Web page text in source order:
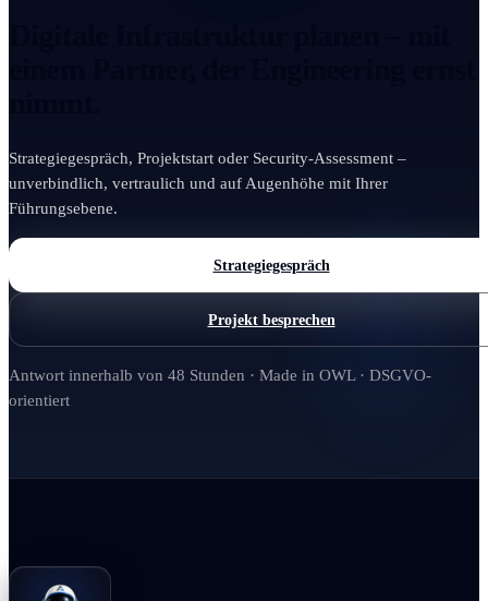
Strategiegespräch, Projektstart oder Security-Assessment –
unverbindlich, vertraulich und auf Augenhöhe mit Ihrer
Führungsebene.
Strategiegespräch
Projekt besprechen
Antwort innerhalb von 48 Stunden · Made in OWL · DSGVO-
orientiert